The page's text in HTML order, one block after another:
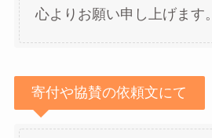
心よりお願い申し上げます。
寄付や協賛の依頼文にて